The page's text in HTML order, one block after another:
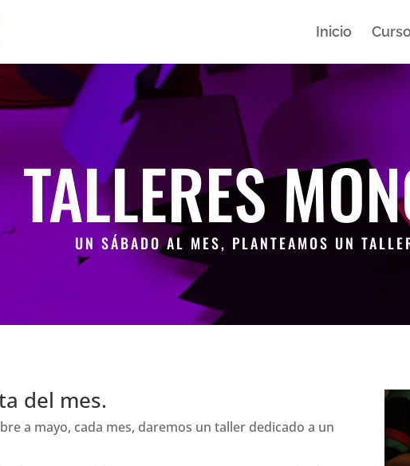
Inicio
TALLERES
UN SÁBADO AL MES, PLANTEAMOS UN
del mes.
a mayo, cada mes, daremos un taller dedicado a un